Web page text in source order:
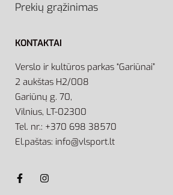
Prekių grąžinimas
KONTAKTAI
Verslo ir kultūros parkas “Gariūnai”
2 aukštas H2/008
Gariūnų g. 70,
Vilnius, LT-02300
Tel. nr.: +370 698 38570
El.paštas: info@vlsport.lt